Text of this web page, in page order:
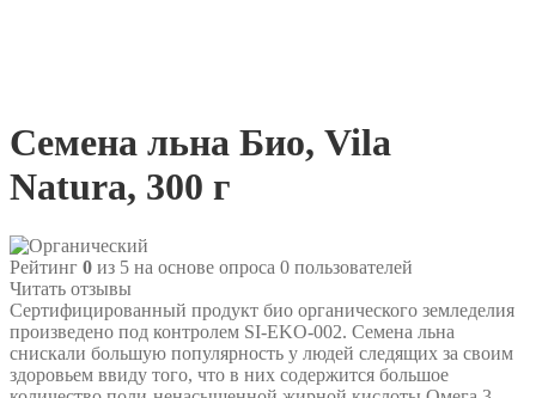
Семена льна Био, Vila
Natura, 300 г
Рейтинг 0 из 5 на основе опроса 0 пользователей
Читать отзывы
Сертифицированный продукт био органического земледелия
произведено под контролем SI-EKO-002. Семена льна
снискали большую популярность у людей следящих за своим
здоровьем ввиду того, что в них содержится большое